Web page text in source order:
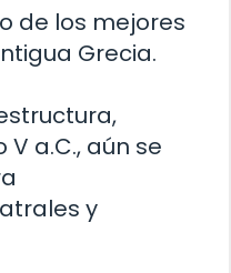
de los mejores
Grecia.
a.C., aún se
y